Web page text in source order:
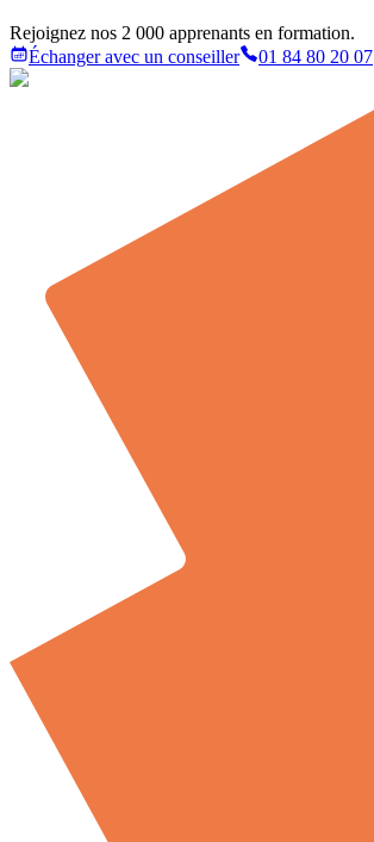
Rejoignez nos 2 000 apprenants en formation.
Échanger avec un conseiller
01 84 80 20 07